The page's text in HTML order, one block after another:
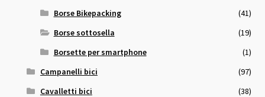
Borse Bikepacking
(41)
Borse sottosella
(19)
Borsette per smartphone
(1)
Campanelli bici
(97)
Cavalletti bici
(38)